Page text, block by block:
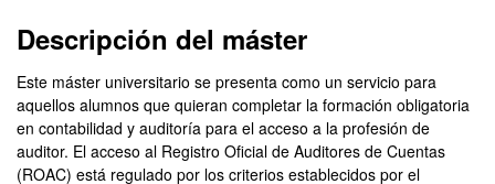
Descripción del máster
Este máster universitario se presenta como un servicio para
aquellos alumnos que quieran completar la formación obligatoria
en contabilidad y auditoría para el acceso a la profesión de
auditor. El acceso al Registro Oficial de Auditores de Cuentas
(ROAC) está regulado por los criterios establecidos por el